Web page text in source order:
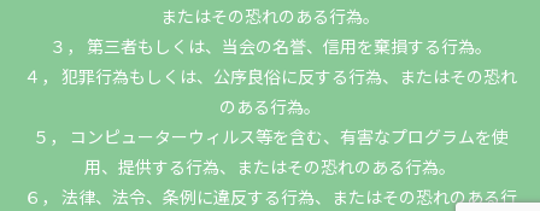
またはその恐れのある行為。
３， 第三者もしくは、当会の名誉、信用を棄損する行為。
４， 犯罪行為もしくは、公序良俗に反する行為、またはその恐れ
のある行為。
５， コンピューターウィルス等を含む、有害なプログラムを使
用、提供する行為、またはその恐れのある行為。
６， 法律、法令、条例に違反する行為、またはその恐れのある行